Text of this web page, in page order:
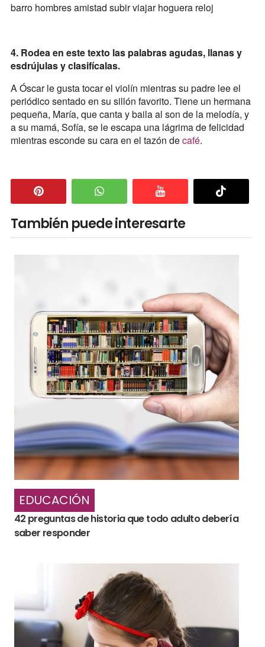
barro hombres amistad subir viajar hoguera reloj
4. Rodea en este texto las palabras agudas, llanas y
esdrújulas y clasifícalas.
A Óscar le gusta tocar el violín mientras su padre lee el
periódico sentado en su sillón favorito. Tiene un hermana
pequeña, María, que canta y baila al son de la melodía, y
a su mamá, Sofía, se le escapa una lágrima de felicidad
mientras esconde su cara en el tazón decafé.
También puede interesarte
EDUCACIÓN
42 preguntas de historia que todo adulto debería
saber responder